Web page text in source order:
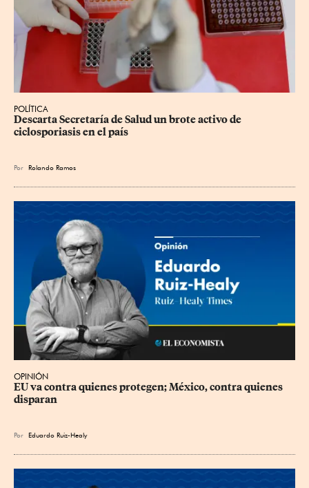
POLÍTICA
Descarta Secretaría de Salud un brote activo de
ciclosporiasis en el país
Por Rolando Ramos
OPINIÓN
EU va contra quienes protegen; México, contra quienes
disparan
Por Eduardo Ruiz-Healy